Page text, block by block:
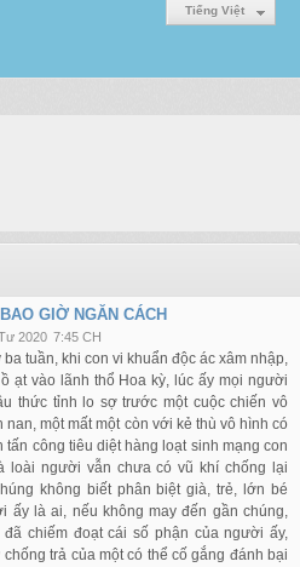
Tiếng Việt
GIỜ NGĂN CÁCH
2020 7:45 CH
ba tuần, khi con vi khuẩn độc ác xâm nhập,
ạt vào lãnh thổ Hoa kỳ, lúc ấy mọi người
thức tỉnh lo sợ trước một cuộc chiến vô
nan, một mất một còn với kẻ thù vô hình có
tấn công tiêu diệt hàng loạt sinh mạng con
loài người vẫn chưa có vũ khí chống lại
không biết phân biệt già, trẻ, lớn bé
ấy là ai, nếu không may đến gần chúng,
chiếm đoạt cái số phận của người ấy,
trả của một có thể cố gắng đánh bại